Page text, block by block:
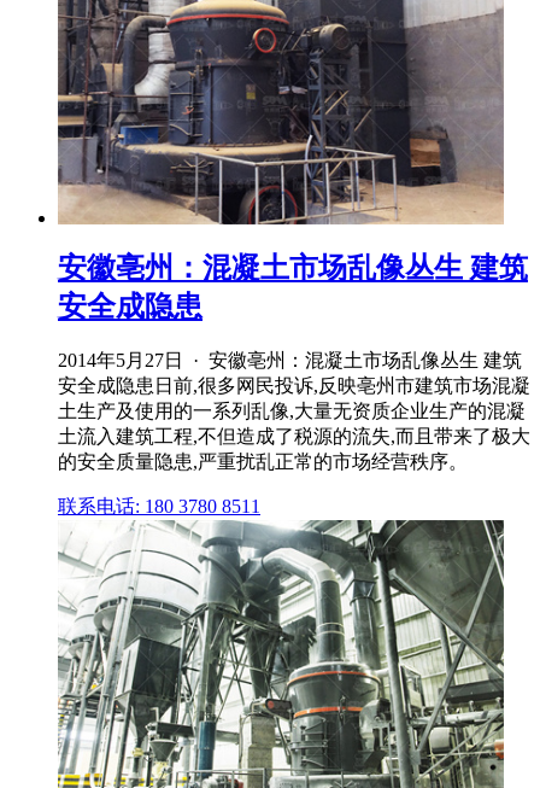
安徽亳州：混凝土市场乱像丛生 建筑
安全成隐患
2014年5月27日 · 安徽亳州：混凝土市场乱像丛生 建筑
安全成隐患日前,很多网民投诉,反映亳州市建筑市场混凝
土生产及使用的一系列乱像,大量无资质企业生产的混凝
土流入建筑工程,不但造成了税源的流失,而且带来了极大
的安全质量隐患,严重扰乱正常的市场经营秩序。
联系电话: 180 3780 8511